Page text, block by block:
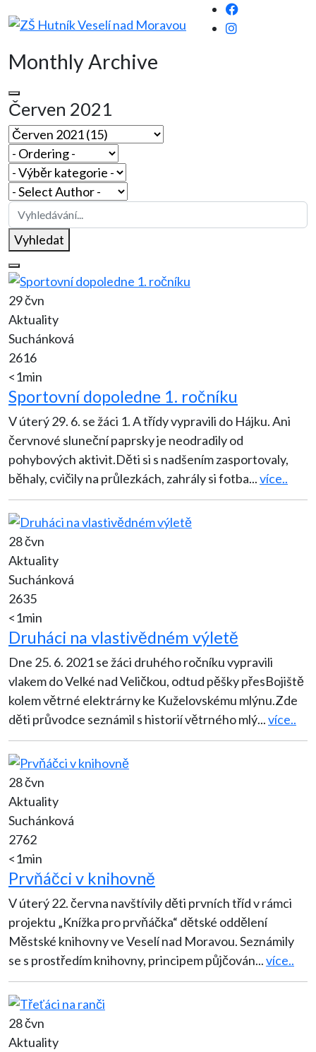
Monthly Archive
Červen 2021
Vyhledat
29 čvn
Aktuality
Suchánková
2616
<1min
Sportovní dopoledne 1. ročníku
V úterý 29. 6. se žáci 1. A třídy vypravili do Hájku. Ani
červnové sluneční paprsky je neodradily od
pohybových aktivit.Děti si s nadšením zasportovaly,
běhaly, cvičily na průlezkách, zahrály si fotba...více..
28 čvn
Aktuality
Suchánková
2635
<1min
Druháci na vlastivědném výletě
Dne 25. 6. 2021 se žáci druhého ročníku vypravili
vlakem do Velké nad Veličkou, odtud pěšky přesBojiště
kolem větrné elektrárny ke Kuželovskému mlýnu.Zde
děti průvodce seznámil s historií větrného mlý...více..
28 čvn
Aktuality
Suchánková
2762
<1min
Prvňáčci v knihovně
V úterý 22. června navštívily děti prvních tříd v rámci
projektu „Knížka pro prvňáčka“ dětské oddělení
Městské knihovny ve Veselí nad Moravou. Seznámily
se s prostředím knihovny, principem půjčován...více..
28 čvn
Aktuality